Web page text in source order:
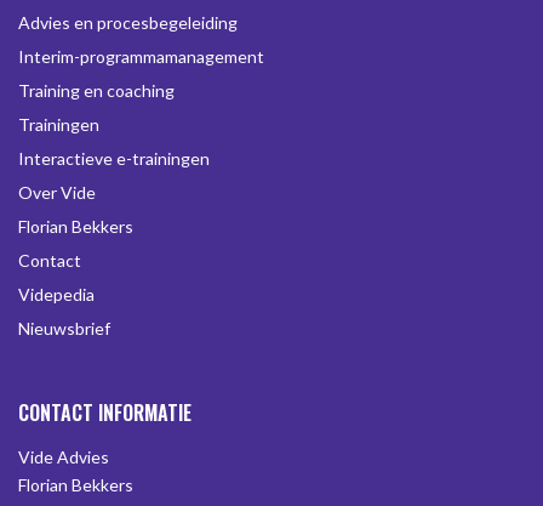
Advies en procesbegeleiding
Interim-programmamanagement
Training en coaching
Trainingen
Interactieve e-trainingen
Over Vide
Florian Bekkers
Contact
Videpedia
Nieuwsbrief
CONTACT INFORMATIE
Vide Advies
Florian Bekkers